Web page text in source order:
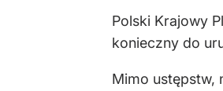
Polski Krajowy
konieczny do
Mimo ustępstw,